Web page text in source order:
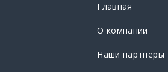
Главная
О компании
Наши партнеры